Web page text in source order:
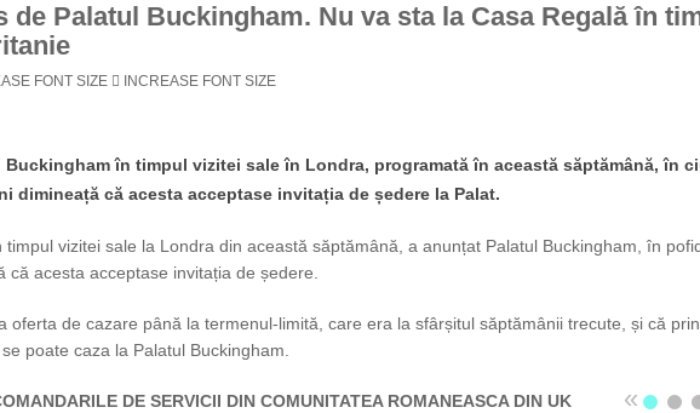
Palatul Buckingham. Nu va sta la Casa Regală în
FONT SIZE INCREASE FONT SIZE
în timpul vizitei sale în Londra, programată în această săptămână, în
dimineață că acesta acceptase invitația de ședere la Palat.
vizitei sale la Londra din această săptămână, a anunțat Palatul Buckingham, în
acesta acceptase invitația de ședere.
oferta de cazare până la termenul-limită, care era la sfârșitul săptămânii trecute, și că
poate caza la Palatul Buckingham.
DE SERVICII DIN COMUNITATEA ROMANEASCA DIN UK «